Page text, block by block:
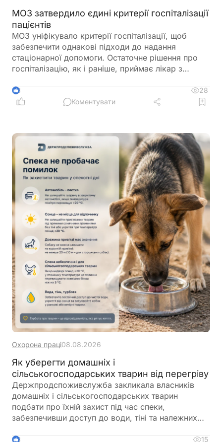
МОЗ затвердило єдині критерії госпіталізації
пацієнтів
МОЗ уніфікувало критерії госпіталізації, щоб
забезпечити однакові підходи до надання
стаціонарної допомоги. Остаточне рішення про
госпіталізацію, як і раніше, приймає лікар з
3
28
Коментувати
Охорона праці08.08.2026
Як уберегти домашніх і
сільськогосподарських тварин від перегріву
Держпродспоживслужба закликала власників
домашніх і сільськогосподарських тварин
подбати про їхній захист під час спеки,
забезпечивши доступ до води, тіні та належних
заборону залишати тварин у зачинених
3
15